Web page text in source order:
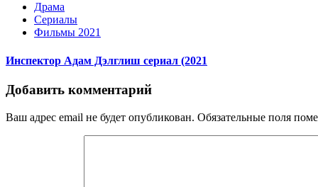
Драма
Сериалы
Фильмы 2021
Инспектор Адам Дэлглиш сериал (2021
Добавить комментарий
Ваш адрес email не будет опубликован. Обязательные поля